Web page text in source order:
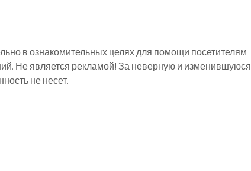
в ознакомительных целях для помощи посетителям
Не является рекламой! За неверную и изменившуюся
не несет.